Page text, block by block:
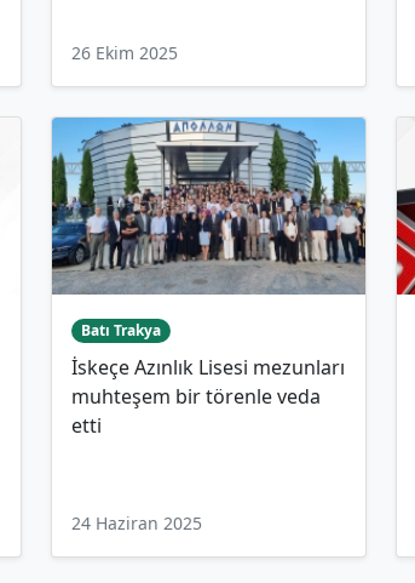
26 Ekim 2025
Batı Trakya
İskeçe Azınlık Lisesi mezunları
muhteşem bir törenle veda
etti
24 Haziran 2025